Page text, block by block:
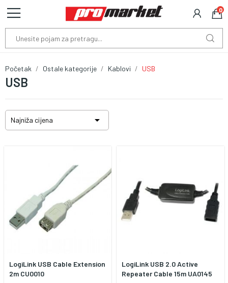
0
USB
Početak Ostale kategorije Kablovi USB
Najniža cijena 
LogiLink USB Cable Extension
2m CU0010
LogiLink USB 2.0 Active
Repeater Cable 15m UA0145